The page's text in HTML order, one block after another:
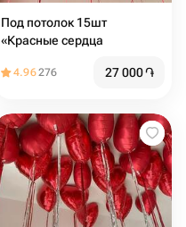
Под потолок 15шт
«Красные сердца
4.96276 27 000֏